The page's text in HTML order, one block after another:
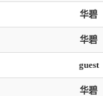
华碧
华碧
guest
华碧